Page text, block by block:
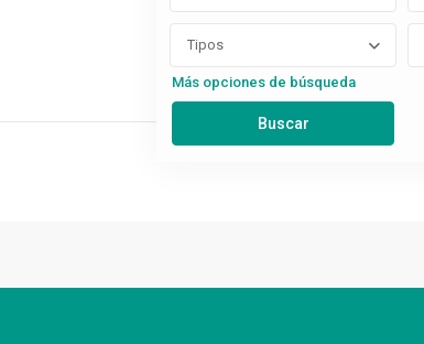
Tipos
Más opciones de búsqueda